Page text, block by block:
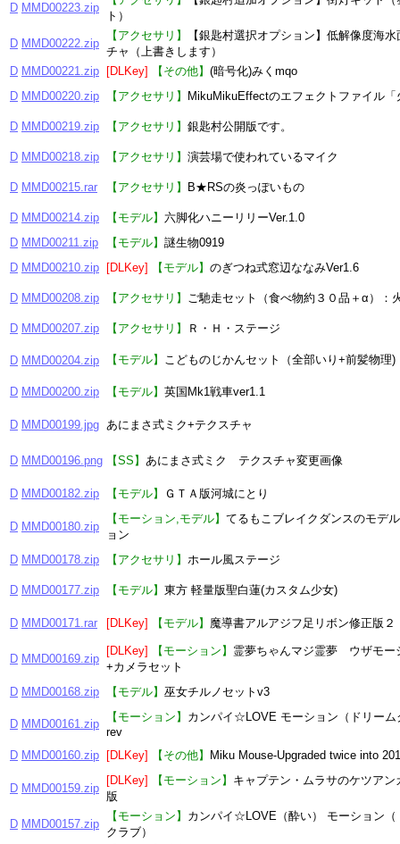
D MMD00223.zip
ト）
D MMD00222.zip
【アクセサリ】
【銀匙村選択オプション】低解像度海
チャ（上書きします）
D MMD00221.zip [DLKey] 【その他】 (暗号化)みくmqo
D MMD00220.zip 【アクセサリ】 MikuMikuEffectのエフェクトファイル「
D MMD00219.zip 【アクセサリ】 銀匙村公開版です。
D MMD00218.zip 【アクセサリ】 演芸場で使われているマイク
D MMD00215.rar 【アクセサリ】 B★RSの炎っぽいもの
D MMD00214.zip 【モデル】 六脚化ハニーリリーVer.1.0
D MMD00211.zip 【モデル】 謎生物0919
D MMD00210.zip [DLKey] 【モデル】 のぎつね式窓辺ななみVer1.6
D MMD00208.zip 【アクセサリ】 ご馳走セット（食べ物約３０品＋α）：
D MMD00207.zip 【アクセサリ】 Ｒ・Ｈ・ステージ
D MMD00204.zip 【モデル】 こどものじかんセット（全部いり+前髪物理)
D MMD00200.zip 【モデル】 英国Mk1戦車ver1.1
D MMD00199.jpg あにまさ式ミク+テクスチャ
D MMD00196.png 【SS】 あにまさ式ミク テクスチャ変更画像
D MMD00182.zip 【モデル】 ＧＴＡ版河城にとり
D MMD00180.zip
【モーション,モデル】 てるもこブレイクダンスのモデ
ョン
D MMD00178.zip 【アクセサリ】 ホール風ステージ
D MMD00177.zip 【モデル】 東方 軽量版聖白蓮(カスタム少女)
D MMD00171.rar [DLKey] 【モデル】 魔導書アルアジフ足リボン修正版２
D MMD00169.zip
[DLKey] 【モーション】 霊夢ちゃんマジ霊夢 ウザモー
+カメラセット
D MMD00168.zip 【モデル】 巫女チルノセットv3
D MMD00161.zip
【モーション】 カンパイ☆LOVE モーション（ドリーム
rev
D MMD00160.zip [DLKey] 【その他】 Miku Mouse-Upgraded twice into
D MMD00159.zip
[DLKey] 【モーション】 キャプテン・ムラサのケツアン
版
D MMD00157.zip
【モーション】 カンパイ☆LOVE（酔い） モーション（
クラブ）